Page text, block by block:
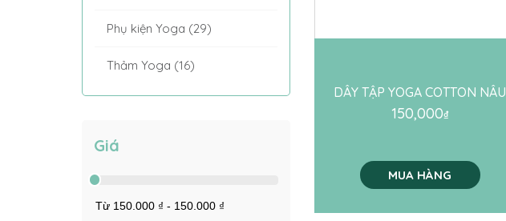
Phụ kiện Yoga (29)
Thảm Yoga (16)
Giá
DÂY TẬP YOGA COTTON NÂU
150,000₫
MUA HÀNG